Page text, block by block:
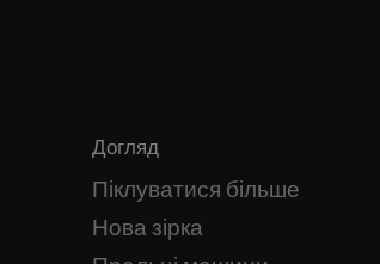
Догляд
Піклуватися більше
Нова зірка